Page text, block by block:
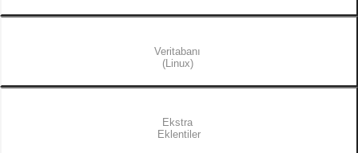
Veritabanı
(Linux)
Ekstra
Eklentiler